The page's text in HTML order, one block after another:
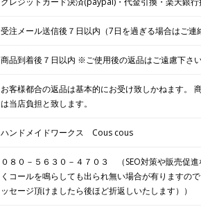
受注メール送信後７日以内（7日を過ぎる場合はご連
商品到着後７日以内 ※ご使用後の返品はご遠慮下さ
お客様都合の返品は基本的にお受け致しかねます。
は当店負担と致します。
ハンドメイドワークス Cous cous
０８０－５６３０－４７０３ （SEO対策や販売促
くコールを鳴らしても出られ無い場合が有りますの
ッセージ頂けましたら後ほど折返しいたします））